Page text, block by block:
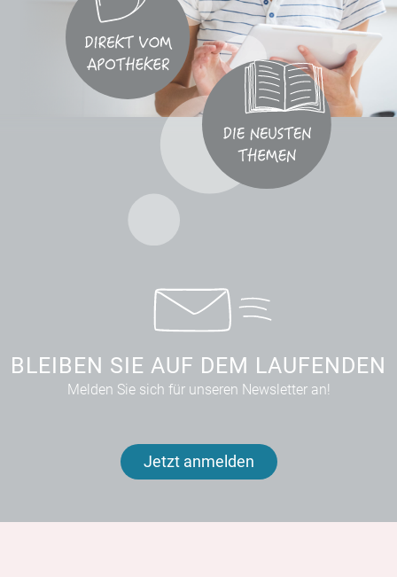
BLEIBEN SIE AUF DEM LAUFENDEN
Melden Sie sich für unseren Newsletter an!
Jetzt anmelden